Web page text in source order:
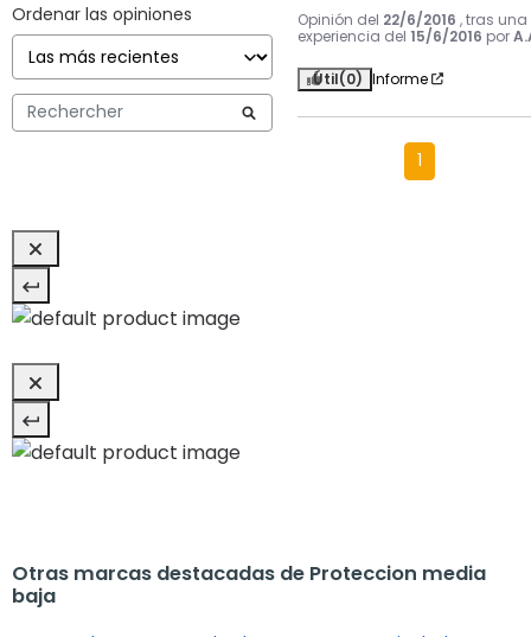
Ordenar las opiniones Opinión del 22/6/2016 , tras una
experiencia del 15/6/2016 por
Útil(0) Informe
1
Otras marcas destacadas de Proteccion media
baja